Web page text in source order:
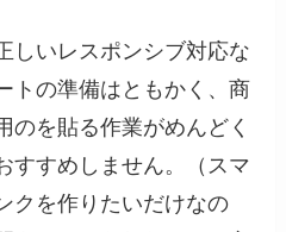
しいレスポンシブ対応な
トの準備はともかく、商
のを貼る作業がめんどく
すすめしません。（スマ
クを作りたいだけなの